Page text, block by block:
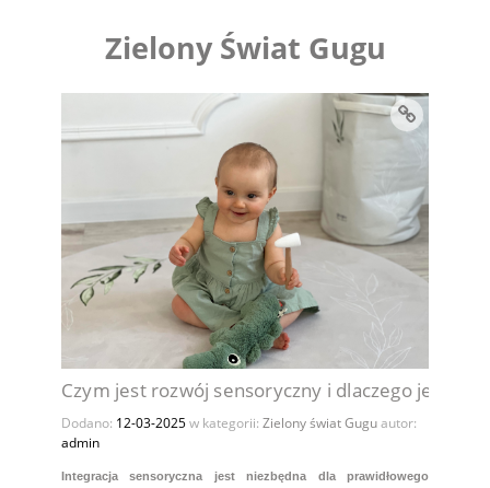
Zielony Świat Gugu
Czym jest rozwój sensoryczny i dlaczego jest
Dodano: 12-03-2025w kategorii: Zielony świat Guguautor:
admin
Integracja sensoryczna jest niezbędna dla prawidłowego